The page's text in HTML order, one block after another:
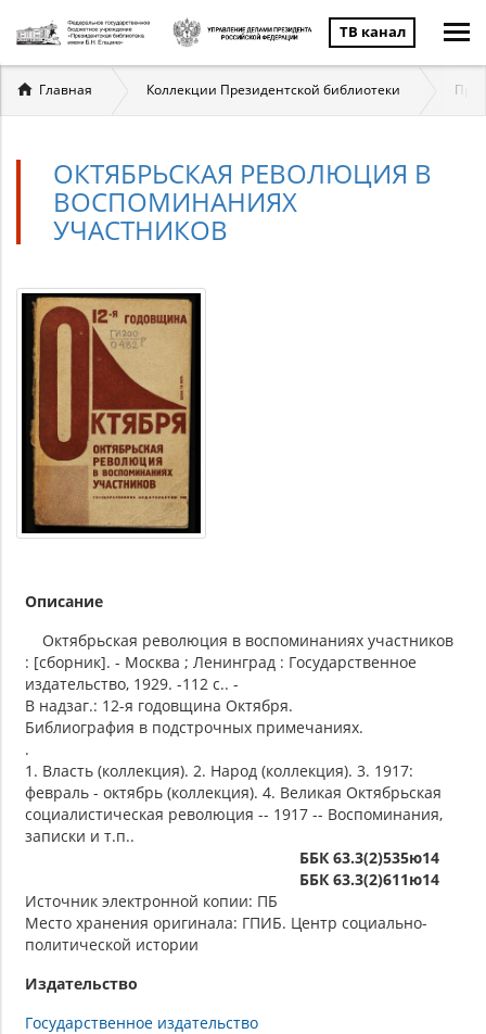
ТВ канал
Вы
здесь
Главная Коллекции Президентской библиотеки
ОКТЯБРЬСКАЯ РЕВОЛЮЦИЯ В
ВОСПОМИНАНИЯХ
УЧАСТНИКОВ
Описание
Октябрьская революция в воспоминаниях участников
: [сборник]. - Москва ; Ленинград : Государственное
издательство, 1929. -112 с.. -
В надзаг.: 12-я годовщина Октября.
Библиография в подстрочных примечаниях.
.
1. Власть (коллекция). 2. Народ (коллекция). 3. 1917:
февраль - октябрь (коллекция). 4. Великая Октябрьская
социалистическая революция -- 1917 -- Воспоминания,
записки и т.п..
ББК 63.3(2)535ю14
ББК 63.3(2)611ю14
Источник электронной копии: ПБ
Место хранения оригинала: ГПИБ. Центр социально-
политической истории
Издательство
Государственное издательство